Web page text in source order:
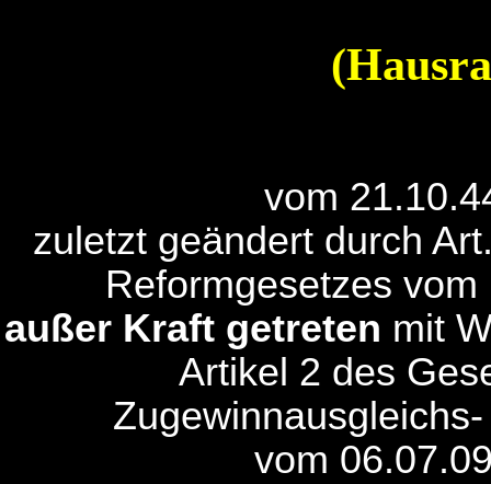
vom
zuletzt geändert durch
Reformgesetzes
außer Kraft getreten mit
Artikel 2 des
vom